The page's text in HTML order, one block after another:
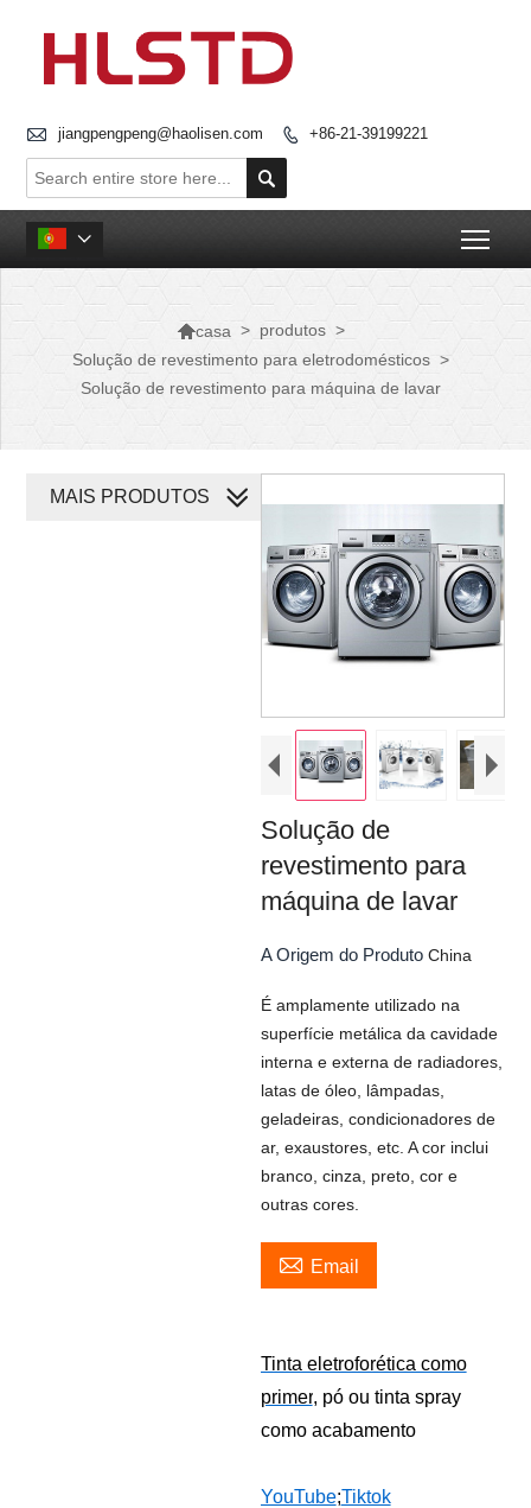
 jiangpengpeng@haolisen.com  +86-21-39199221


casa > produtos >
Solução de revestimento para eletrodomésticos >
Solução de revestimento para máquina de lavar
Solução de
revestimento para
máquina de lavar
A Origem do Produto China
É amplamente utilizado na
superfície metálica da cavidade
interna e externa de radiadores,
latas de óleo, lâmpadas,
geladeiras, condicionadores de
ar, exaustores, etc. A cor inclui
branco, cinza, preto, cor e
outras cores.
 Email
Tinta eletroforética como
primer, pó ou tinta spray
como acabamento
YouTube;Tiktok
MAIS PRODUTOS